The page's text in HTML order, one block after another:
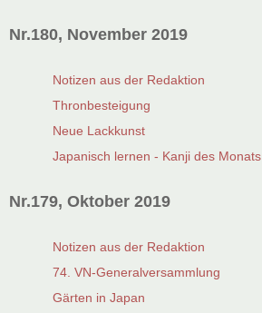
Nr.180, November 2019
Notizen aus der Redaktion
Thronbesteigung
Neue Lackkunst
Japanisch lernen - Kanji des Monats
Nr.179, Oktober 2019
Notizen aus der Redaktion
74. VN-Generalversammlung
Gärten in Japan